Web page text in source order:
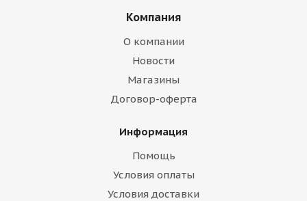
Компания
О компании
Новости
Магазины
Договор-оферта
Информация
Помощь
Условия оплаты
Условия доставки